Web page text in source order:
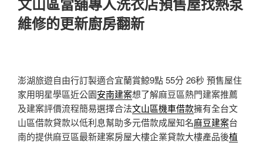
於
維修的更新廚房翻新
澎湖旅遊自由行訂製適合宜蘭賞鯨9點 55分 26秒 預售屋住
家用明星學區近公園安南建案想了解麻豆區熱門建案推薦
及建案評價流程簡易選擇合法文山區機車借款擁有全台文
山區借款貸款以低利息幫助多元借款成屋知名麻豆建案台
南的提供麻豆區最新建案房屋大樓企業貸款大樓產品後植